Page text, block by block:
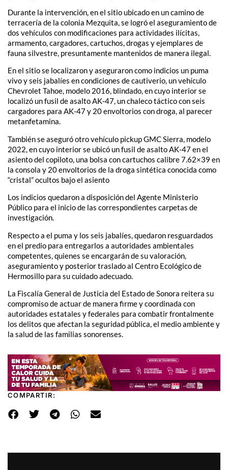
Durante la intervención, en el sitio ubicado en un camino de
terracería de la colonia Mezquita, se logró el aseguramiento de
dos vehículos con modificaciones para actividades ilícitas,
armamento, cargadores, cartuchos, drogas y ejemplares de
fauna silvestre, presuntamente mantenidos de manera ilegal.
En el sitio se localizaron y aseguraron como indicios un puma
vivo y seis jabalíes en condiciones de cautiverio, un vehículo
Chevrolet Tahoe, modelo 2016, blindado, en cuyo interior se
localizó un fusil de asalto AK-47, un chaleco táctico con seis
cargadores para AK-47 y 20 envoltorios con droga, al parecer
metanfetamina.
También se aseguró otro vehículo pickup GMC Sierra, modelo
2022, en cuyo interior se ubicó un fusil de asalto AK-47 en el
asiento del copiloto, una bolsa con cartuchos calibre 7.62×39 en
la consola y 20 envoltorios de la droga sintética conocida como
“cristal” ocultos bajo el asiento
Los indicios quedaron a disposición del Agente Ministerio
Público para el inicio de las correspondientes carpetas de
investigación.
Respecto a el puma y los seis jabalíes, quedaron resguardados
en el predio para entregarlos a autoridades ambientales
competentes, quienes se encargarán de su valoración,
aseguramiento y posterior traslado al Centro Ecológico de
Hermosillo para su cuidado adecuado.
La Fiscalía General de Justicia del Estado de Sonora reitera su
compromiso de actuar de manera firme y coordinada con
autoridades estatales y federales para combatir frontalmente
los delitos que afectan la seguridad pública, el medio ambiente y
la salud de las familias sonorenses.
COMPARTIR: